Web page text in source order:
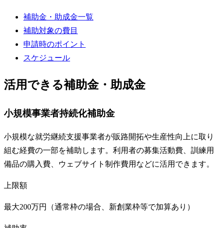
補助金・助成金一覧
補助対象の費目
申請時のポイント
スケジュール
活用できる補助金・助成金
小規模事業者持続化補助金
小規模な就労継続支援事業者が販路開拓や生産性向上に取り
組む経費の一部を補助します。利用者の募集活動費、訓練用
備品の購入費、ウェブサイト制作費用などに活用できます。
上限額
最大200万円（通常枠の場合、新創業枠等で加算あり）